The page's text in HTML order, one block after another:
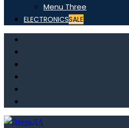
Menu Three
ELECTRONICSSALE